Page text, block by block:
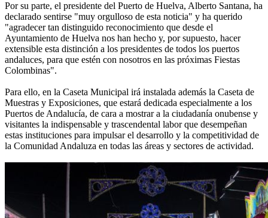
Por su parte, el presidente del Puerto de Huelva, Alberto Santana, ha
declarado sentirse "muy orgulloso de esta noticia" y ha querido
"agradecer tan distinguido reconocimiento que desde el
Ayuntamiento de Huelva nos han hecho y, por supuesto, hacer
extensible esta distinción a los presidentes de todos los puertos
andaluces, para que estén con nosotros en las próximas Fiestas
Colombinas".
Para ello, en la Caseta Municipal irá instalada además la Caseta de
Muestras y Exposiciones, que estará dedicada especialmente a los
Puertos de Andalucía, de cara a mostrar a la ciudadanía onubense y
visitantes la indispensable y trascendental labor que desempeñan
estas instituciones para impulsar el desarrollo y la competitividad de
la Comunidad Andaluza en todas las áreas y sectores de actividad.